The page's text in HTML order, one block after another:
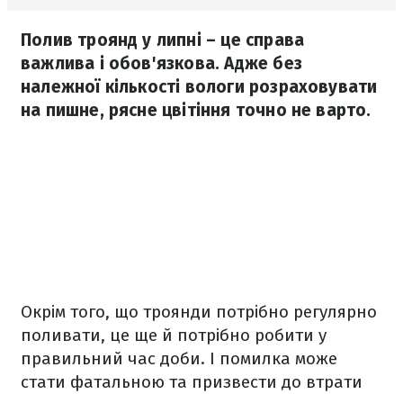
Полив троянд у липні – це справа
важлива і обов'язкова. Адже без
належної кількості вологи розраховувати
на пишне, рясне цвітіння точно не варто.
Окрім того, що троянди потрібно регулярно
поливати, це ще й потрібно робити у
правильний час доби. І помилка може
стати фатальною та призвести до втрати